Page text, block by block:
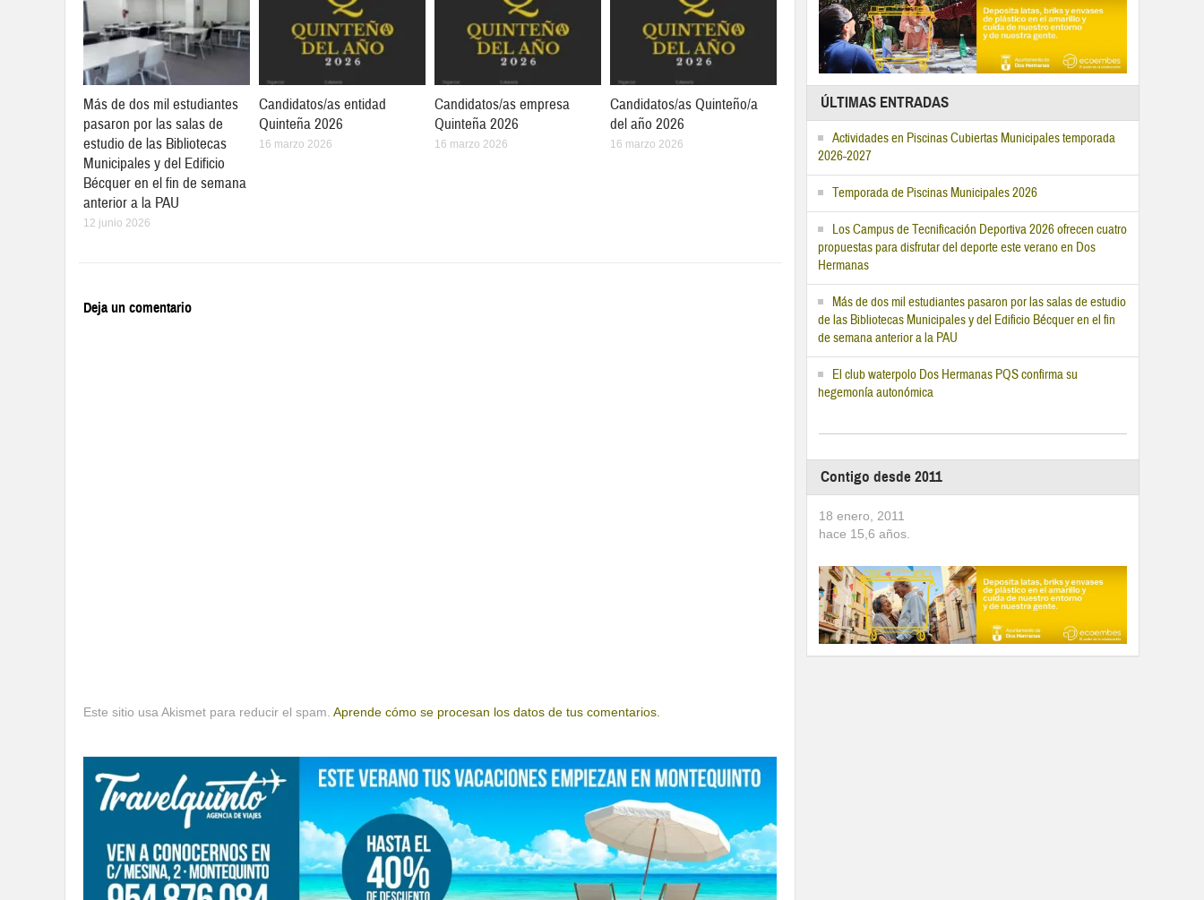
Más de dos mil estudiantes
pasaron por las salas de
estudio de las Bibliotecas
Municipales y del Edificio
Bécquer en el fin de semana
anterior a la PAU
12 junio 2026
Candidatos/as entidad
Quinteña 2026
16 marzo 2026
Candidatos/as empresa
Quinteña 2026
16 marzo 2026
Candidatos/as Quinteño/a
del año 2026
16 marzo 2026
Deja un comentario
Este sitio usa Akismet para reducir el spam. Aprende cómo se procesan los datos de tus comentarios.
ÚLTIMAS ENTRADAS
Actividades en Piscinas Cubiertas Municipales temporada
2026-2027
Temporada de Piscinas Municipales 2026
Los Campus de Tecnificación Deportiva 2026 ofrecen cuatro
propuestas para disfrutar del deporte este verano en Dos
Hermanas
Más de dos mil estudiantes pasaron por las salas de estudio
de las Bibliotecas Municipales y del Edificio Bécquer en el fin
de semana anterior a la PAU
El club waterpolo Dos Hermanas PQS confirma su
hegemonía autonómica
Contigo desde 2011
18 enero, 2011
hace 15,6 años.